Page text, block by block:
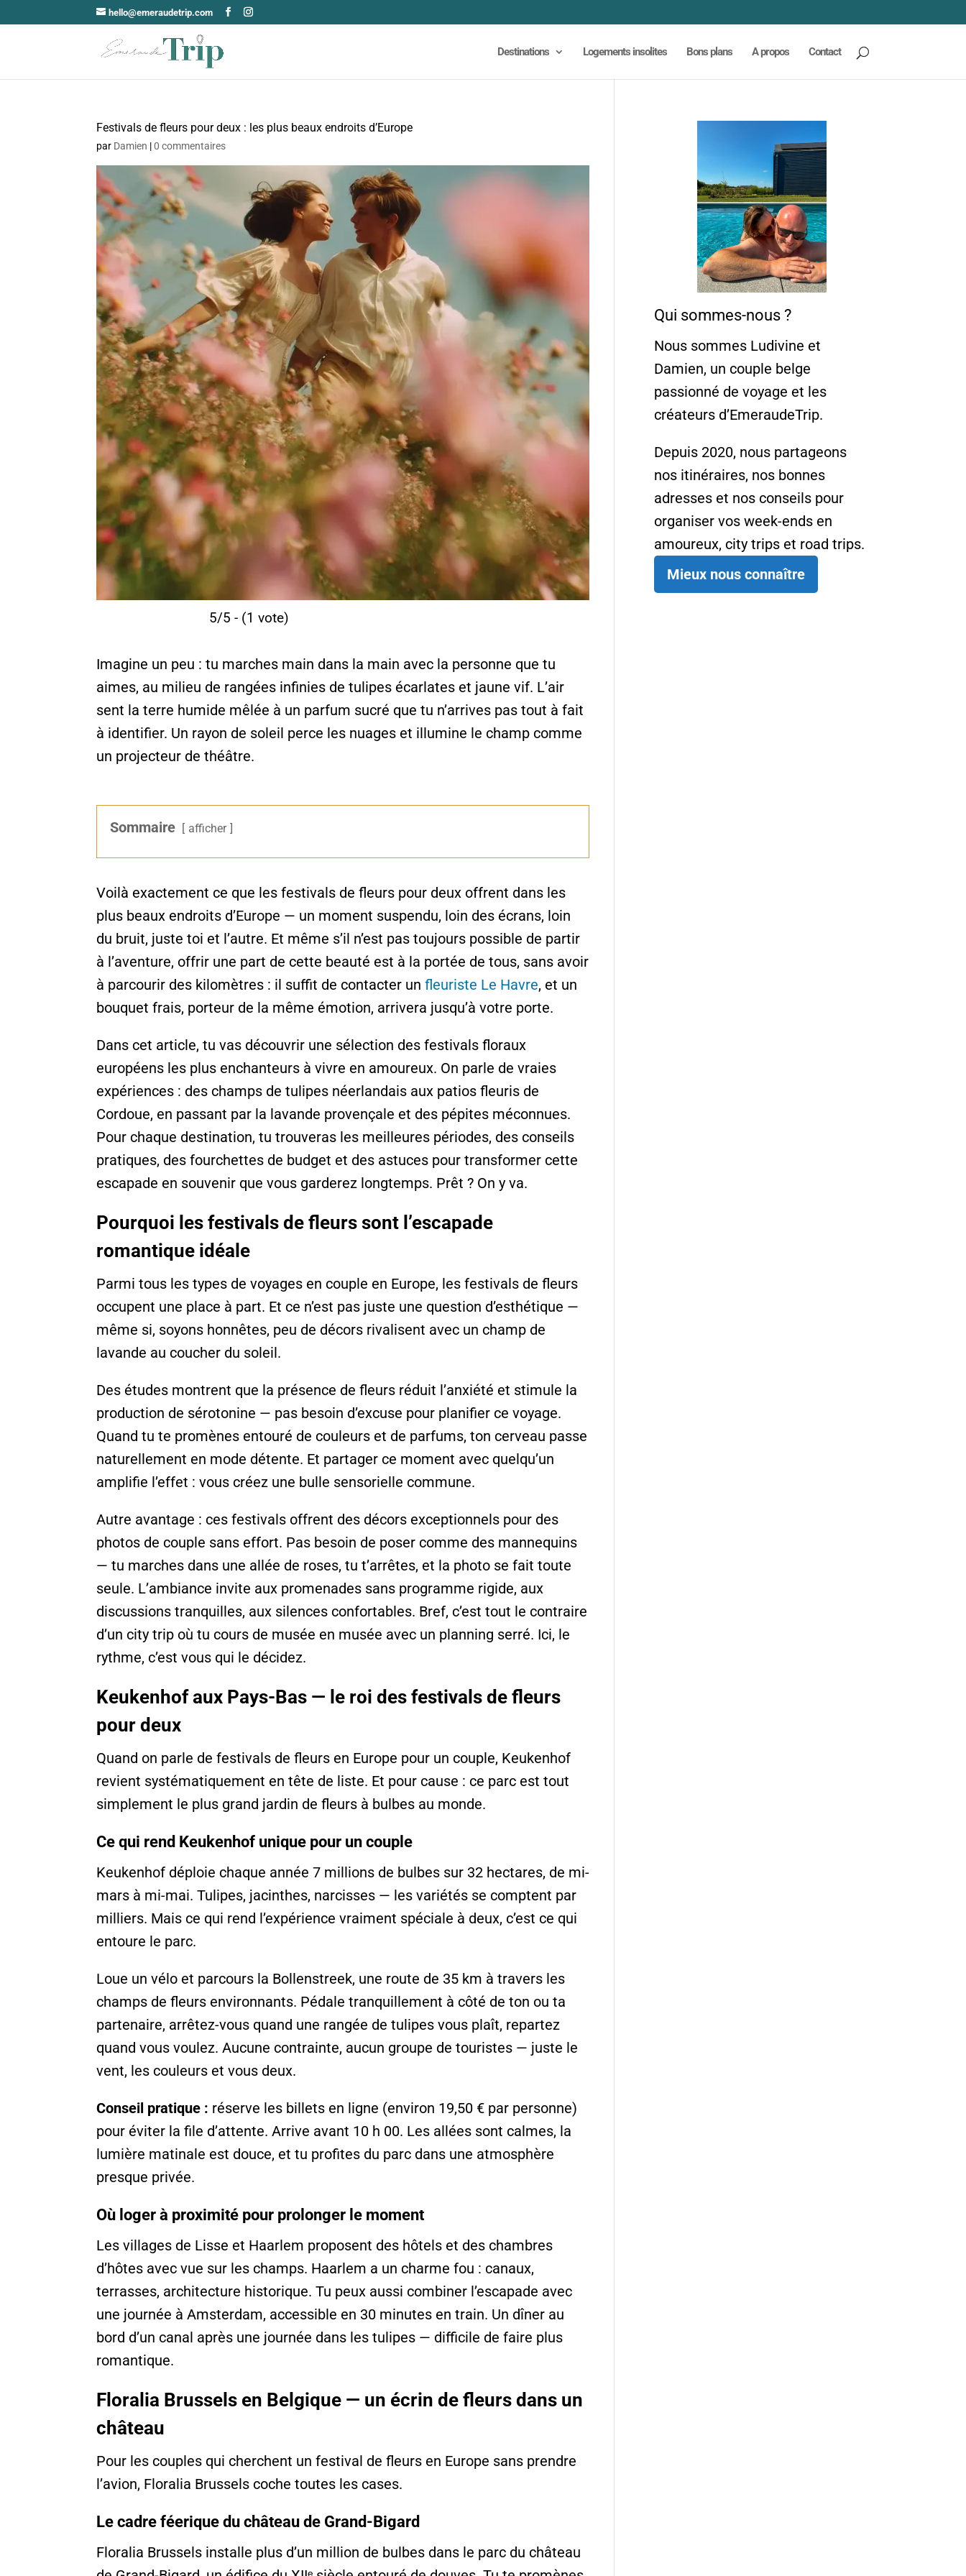
hello@emeraudetrip.com
Destinations Logements insolites Bons plans A propos Contact
Festivals de fleurs pour deux : les plus beaux endroits d’Europe
par Damien |0 commentaires
5/5 - (1 vote)
Imagine un peu : tu marches main dans la main avec la personne que tu
aimes, au milieu de rangées infinies de tulipes écarlates et jaune vif. L’air
sent la terre humide mêlée à un parfum sucré que tu n’arrives pas tout à fait
à identifier. Un rayon de soleil perce les nuages et illumine le champ comme
un projecteur de théâtre.
Sommaire afficher
Voilà exactement ce que les festivals de fleurs pour deux offrent dans les
plus beaux endroits d’Europe — un moment suspendu, loin des écrans, loin
du bruit, juste toi et l’autre. Et même s’il n’est pas toujours possible de partir
à l’aventure, offrir une part de cette beauté est à la portée de tous, sans avoir
à parcourir des kilomètres : il suffit de contacter unfleuriste Le Havre, et un
bouquet frais, porteur de la même émotion, arrivera jusqu’à votre porte.
Dans cet article, tu vas découvrir une sélection des festivals floraux
européens les plus enchanteurs à vivre en amoureux. On parle de vraies
expériences : des champs de tulipes néerlandais aux patios fleuris de
Cordoue, en passant par la lavande provençale et des pépites méconnues.
Pour chaque destination, tu trouveras les meilleures périodes, des conseils
pratiques, des fourchettes de budget et des astuces pour transformer cette
escapade en souvenir que vous garderez longtemps. Prêt ? On y va.
Pourquoi les festivals de fleurs sont l’escapade
romantique idéale
Parmi tous les types de voyages en couple en Europe, les festivals de fleurs
occupent une place à part. Et ce n’est pas juste une question d’esthétique —
même si, soyons honnêtes, peu de décors rivalisent avec un champ de
lavande au coucher du soleil.
Des études montrent que la présence de fleurs réduit l’anxiété et stimule la
production de sérotonine — pas besoin d’excuse pour planifier ce voyage.
Quand tu te promènes entouré de couleurs et de parfums, ton cerveau passe
naturellement en mode détente. Et partager ce moment avec quelqu’un
amplifie l’effet : vous créez une bulle sensorielle commune.
Autre avantage : ces festivals offrent des décors exceptionnels pour des
photos de couple sans effort. Pas besoin de poser comme des mannequins
— tu marches dans une allée de roses, tu t’arrêtes, et la photo se fait toute
seule. L’ambiance invite aux promenades sans programme rigide, aux
discussions tranquilles, aux silences confortables. Bref, c’est tout le contraire
d’un city trip où tu cours de musée en musée avec un planning serré. Ici, le
rythme, c’est vous qui le décidez.
Keukenhof aux Pays-Bas — le roi des festivals de fleurs
pour deux
Quand on parle de festivals de fleurs en Europe pour un couple, Keukenhof
revient systématiquement en tête de liste. Et pour cause : ce parc est tout
simplement le plus grand jardin de fleurs à bulbes au monde.
Ce qui rend Keukenhof unique pour un couple
Keukenhof déploie chaque année 7 millions de bulbes sur 32 hectares, de mi-
mars à mi-mai. Tulipes, jacinthes, narcisses — les variétés se comptent par
milliers. Mais ce qui rend l’expérience vraiment spéciale à deux, c’est ce qui
entoure le parc.
Loue un vélo et parcours la Bollenstreek, une route de 35 km à travers les
champs de fleurs environnants. Pédale tranquillement à côté de ton ou ta
partenaire, arrêtez-vous quand une rangée de tulipes vous plaît, repartez
quand vous voulez. Aucune contrainte, aucun groupe de touristes — juste le
vent, les couleurs et vous deux.
Conseil pratique : réserve les billets en ligne (environ 19,50 € par personne)
pour éviter la file d’attente. Arrive avant 10 h 00. Les allées sont calmes, la
lumière matinale est douce, et tu profites du parc dans une atmosphère
presque privée.
Où loger à proximité pour prolonger le moment
Les villages de Lisse et Haarlem proposent des hôtels et des chambres
d’hôtes avec vue sur les champs. Haarlem a un charme fou : canaux,
terrasses, architecture historique. Tu peux aussi combiner l’escapade avec
une journée à Amsterdam, accessible en 30 minutes en train. Un dîner au
bord d’un canal après une journée dans les tulipes — difficile de faire plus
romantique.
Floralia Brussels en Belgique — un écrin de fleurs dans un
château
Pour les couples qui cherchent un festival de fleurs en Europe sans prendre
l’avion, Floralia Brussels coche toutes les cases.
Le cadre féerique du château de Grand-Bigard
Floralia Brussels installe plus d’un million de bulbes dans le parc du château
Qui sommes-nous ?
Nous sommes Ludivine et
Damien, un couple belge
passionné de voyage et les
créateurs d’EmeraudeTrip.
Depuis 2020, nous partageons
nos itinéraires, nos bonnes
adresses et nos conseils pour
organiser vos week-ends en
amoureux, city trips et road trips.
Mieux nous connaître